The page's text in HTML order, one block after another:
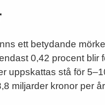
ett betydande
0,42 procent blir
uppskattas stå för
miljarder kronor per